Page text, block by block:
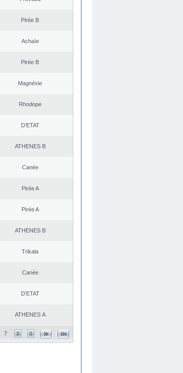
Pirée B
Achaïe
Pirée B
Magnésie
Rhodope
D’ETAT
ATHENES Β
Canée
Pirée A
Pirée A
ATHENES Β
Trikala
Canée
D’ETAT
ATHENES Α
7 8 9